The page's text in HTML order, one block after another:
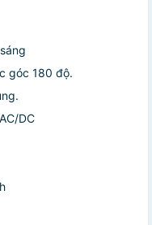
góc 180 độ.
DC